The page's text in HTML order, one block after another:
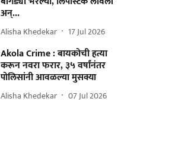
अन्...
Alisha Khedekar 17 Jul 2026
Akola Crime : बायकोची हत्या
करून नवरा फरार, ३५ वर्षांनंतर
पोलिसांनी आवळल्या मुसक्या
Alisha Khedekar 07 Jul 2026